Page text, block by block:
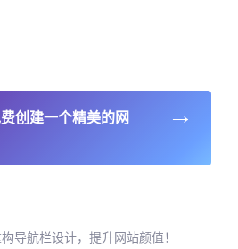
创建一个精美的网
→
导航栏设计，提升网站颜值！